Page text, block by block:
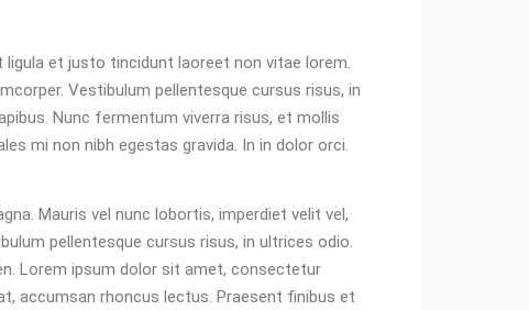
et justo tincidunt laoreet non vitae lorem.
Vestibulum pellentesque cursus risus, in
Nunc fermentum viverra risus, et mollis
mi non nibh egestas gravida. In in dolor orci.
Mauris vel nunc lobortis, imperdiet velit vel,
pellentesque cursus risus, in ultrices odio.
Lorem ipsum dolor sit amet, consectetur
accumsan rhoncus lectus. Praesent finibus et